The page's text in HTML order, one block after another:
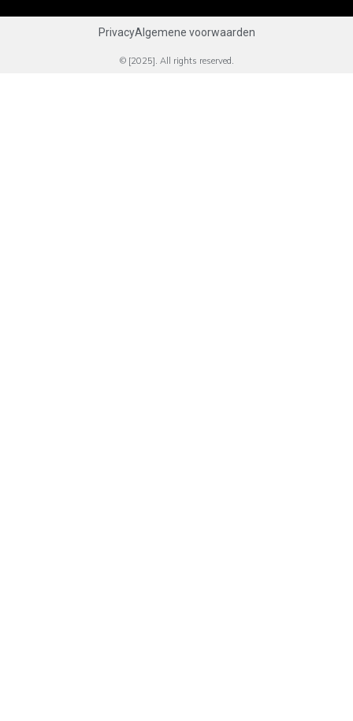
PrivacyAlgemene voorwaarden
© [2025]. All rights reserved.